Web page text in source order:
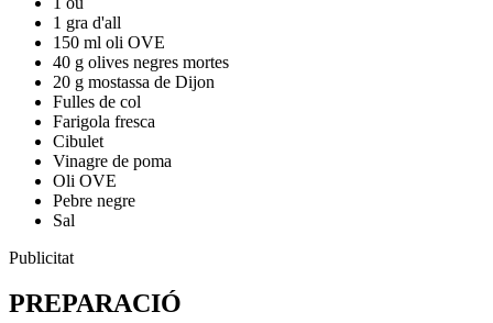
1 gra d'all
150 ml oli OVE
40 g olives negres mortes
20 g mostassa de Dijon
Fulles de col
Farigola fresca
Cibulet
Vinagre de poma
Oli OVE
Pebre negre
Sal
Publicitat
PREPARACIÓ